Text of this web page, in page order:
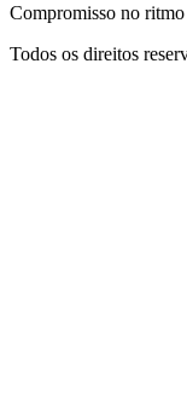
Compromisso no ritmo
Todos os direitos